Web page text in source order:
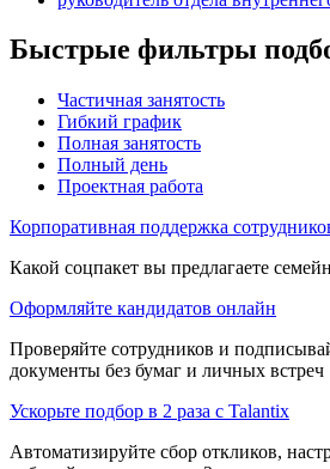
Быстрые фильтры
Частичная занятость
Гибкий график
Полная занятость
Полный день
Проектная работа
Корпоративная поддержка
Какой соцпакет вы предлагаете
Оформляйте кандидатов онлайн
Проверяйте сотрудников и
документы без бумаг и личных встреч
Ускорьте подбор в 2 раза с Talantix
Автоматизируйте сбор откликов,